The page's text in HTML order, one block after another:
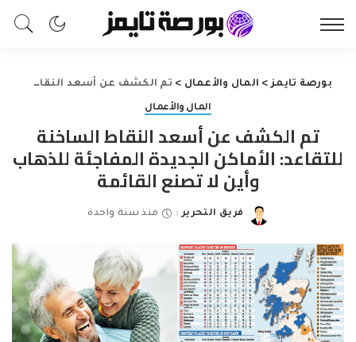
بورصة تايمز> المال والأعمال > تم الكشف عن أسعد النقاط الساخنة للتقاعد: الأماكن الجديدة المفاجئة للذهاب وأين لا تصنع القائمة
المال والأعمال
تم الكشف عن أسعد النقاط الساخنة
للتقاعد: الأماكن الجديدة المفاجئة للذهاب
وأين لا تصنع القائمة
Posted
فريق التحرير منذ سنة واحدة